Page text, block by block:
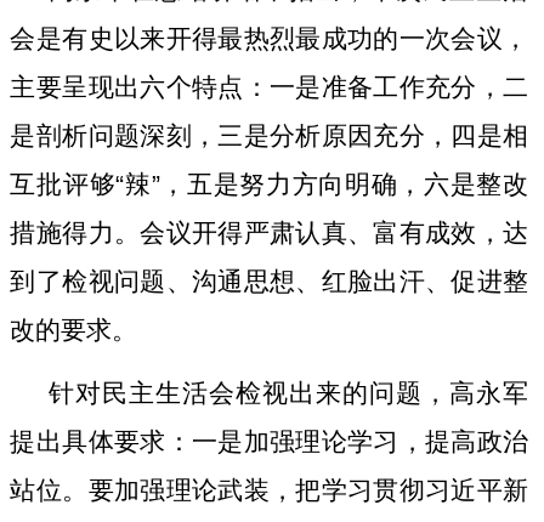
会是有史以来开得最热烈最成功的一次会议，
主要呈现出六个特点：一是准备工作充分，二
是剖析问题深刻，三是分析原因充分，四是相
互批评够“辣”，五是努力方向明确，六是整改
措施得力。会议开得严肃认真、富有成效，达
到了检视问题、沟通思想、红脸出汗、促进整
改的要求。
针对民主生活会检视出来的问题，高永军
提出具体要求：一是加强理论学习，提高政治
站位。要加强理论武装，把学习贯彻习近平新